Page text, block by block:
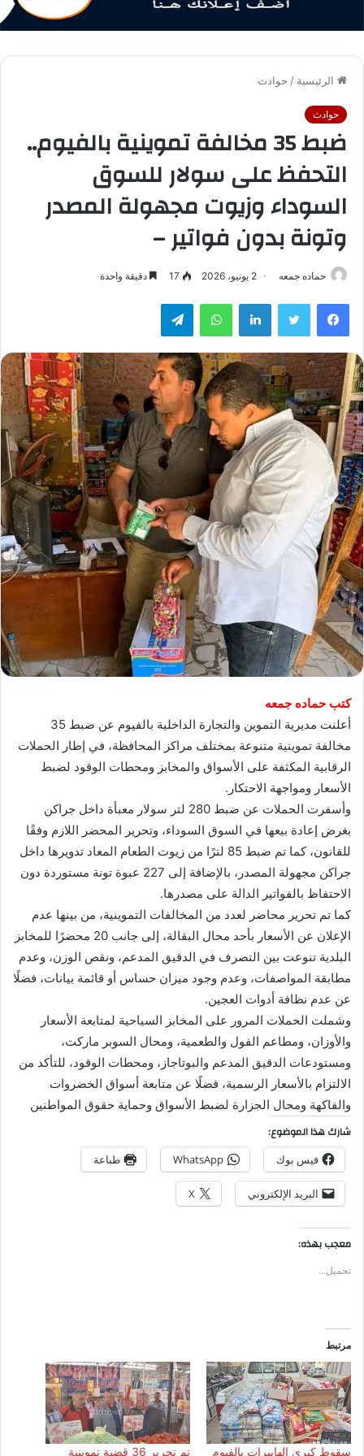
الرئيسية / حوادث
حوادث
ضبط 35 مخالفة تموينية بالفيوم..
التحفظ على سولار للسوق
السوداء وزيوت مجهولة المصدر
وتونة بدون فواتير –
حماده جمعه 2 يونيو، 2026 17 دقيقة واحدة
فيسبوك تويتر لينكدإن واتساب تيلقرام
كتب حماده جمعه
أعلنت مديرية التموين والتجارة الداخلية بالفيوم عن ضبط 35
مخالفة تموينية متنوعة بمختلف مراكز المحافظة، في إطار الحملات
الرقابية المكثفة على الأسواق والمخابز ومحطات الوقود لضبط
الأسعار ومواجهة الاحتكار.
وأسفرت الحملات عن ضبط 280 لتر سولار معبأة داخل جراكن
بغرض إعادة بيعها في السوق السوداء، وتحرير المحضر اللازم وفقًا
للقانون، كما تم ضبط 85 لترًا من زيوت الطعام المعاد تدويرها داخل
جراكن مجهولة المصدر، بالإضافة إلى 227 عبوة تونة مستوردة دون
الاحتفاظ بالفواتير الدالة على مصدرها.
كما تم تحرير محاضر لعدد من المخالفات التموينية، من بينها عدم
الإعلان عن الأسعار بأحد محال البقالة، إلى جانب 20 محضرًا للمخابز
البلدية تنوعت بين التصرف في الدقيق المدعم، ونقص الوزن، وعدم
مطابقة المواصفات، وعدم وجود ميزان حساس أو قائمة بيانات، فضلًا
عن عدم نظافة أدوات العجين.
وشملت الحملات المرور على المخابز السياحية لمتابعة الأسعار
والأوزان، ومطاعم الفول والطعمية، ومحال السوبر ماركت،
ومستودعات الدقيق المدعم والبوتاجاز، ومحطات الوقود، للتأكد من
الالتزام بالأسعار الرسمية، فضلًا عن متابعة أسواق الخضروات
والفاكهة ومحال الجزارة لضبط الأسواق وحماية حقوق المواطنين
شارك هذا الموضوع:
فيس بوك WhatsApp طباعة
البريد الإلكتروني X
معجب بهذه:
تحميل...
مرتبط
سقوط كبرى الهايبرات بالفيوم تم تحرير 36 قضية تموينية